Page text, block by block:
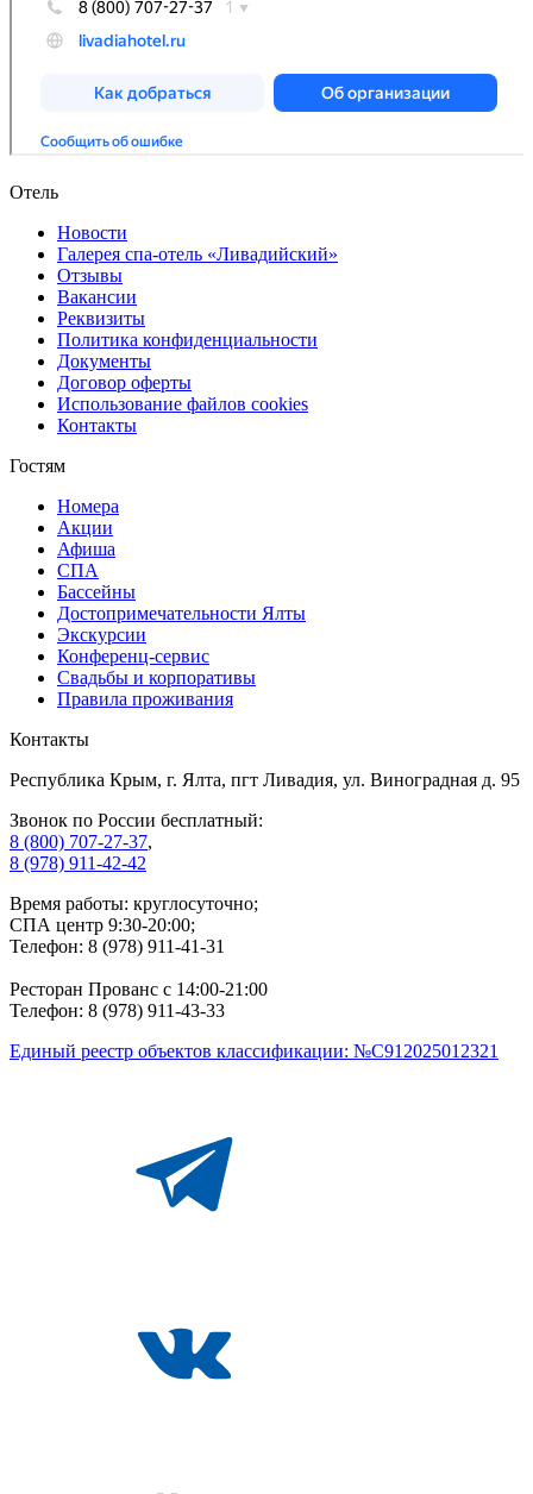
Отель
Новости
Галерея спа-отель «Ливадийский»
Отзывы
Вакансии
Реквизиты
Политика конфиденциальности
Документы
Договор оферты
Использование файлов cookies
Контакты
Гостям
Номера
Акции
Афиша
СПА
Бассейны
Достопримечательности Ялты
Экскурсии
Конференц-сервис
Свадьбы и корпоративы
Правила проживания
Контакты
Республика Крым, г. Ялта, пгт Ливадия, ул. Виноградная д. 95
Звонок по России бесплатный:
8 (800) 707-27-37,
8 (978) 911-42-42
Время работы: круглосуточно;
СПА центр 9:30-20:00;
Телефон: 8 (978) 911-41-31
Ресторан Прованс с 14:00-21:00
Телефон: 8 (978) 911-43-33
Единый реестр объектов классификации: №С912025012321